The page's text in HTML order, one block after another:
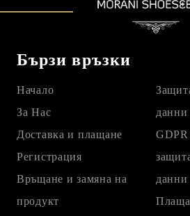
Бързи връзки
Начало
За Нас
Доставка и плащане
Регистрация
Връщане и замяна на
продукт
данни
GDPR
данни